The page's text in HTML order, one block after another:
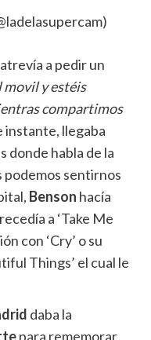
a pedir un
movil y estéis
compartimos
instante, llegaba
donde habla de la
podemos sentirnos
Benson hacía
a ‘Take Me
con ‘Cry’ o su
Things’ el cual le
daba la
para rememorar